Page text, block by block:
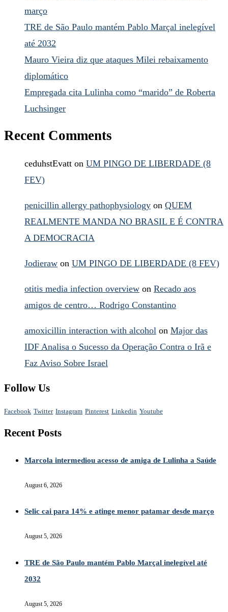
março
TRE de São Paulo mantém Pablo Marçal inelegível
até 2032
Mauro Vieira diz que ataques Milei rebaixamento
diplomático
Empregada cita Lulinha como “marido” de Roberta
Luchsinger
Recent Comments
ceduhstEvatt on UM PINGO DE LIBERDADE (8
FEV)
penicillin allergy pathophysiology on QUEM
REALMENTE MANDA NO BRASIL E É CONTRA
A DEMOCRACIA
Jodieraw on UM PINGO DE LIBERDADE (8 FEV)
otitis media infection overview on Recado aos
amigos de centro… Rodrigo Constantino
amoxicillin interaction with alcohol on Major das
IDF Analisa o Sucesso da Operação Contra o Irã e
Faz Aviso Sobre Israel
Follow Us
Facebook Twitter Instagram Pinterest Linkedin Youtube
Recent Posts
Marcola intermediou acesso de amiga de Lulinha a Saúde
August 6, 2026
Selic cai para 14% e atinge menor patamar desde março
August 5, 2026
TRE de São Paulo mantém Pablo Marçal inelegível até
2032
August 5, 2026